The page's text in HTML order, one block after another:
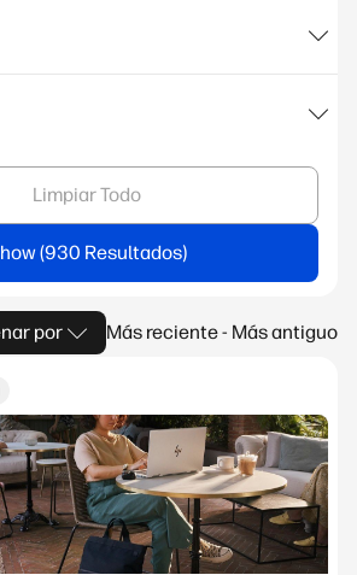
Limpiar Todo
por Más reciente - Más antiguo